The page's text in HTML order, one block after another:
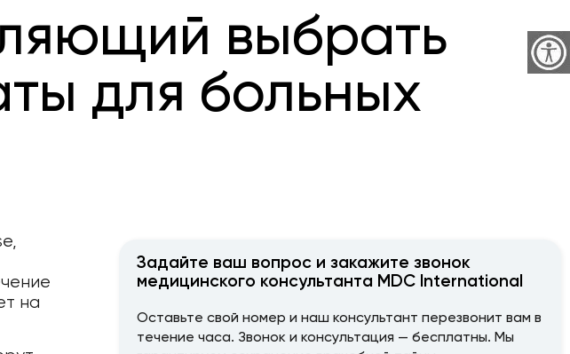
выбрать
для больных
на
Задайте ваш вопрос и закажите звонок
медицинского консультанта MDC International
Оставьте свой номер и наш консультант перезвонит вам в
течение часа. Звонок и консультация — бесплатны. Мы